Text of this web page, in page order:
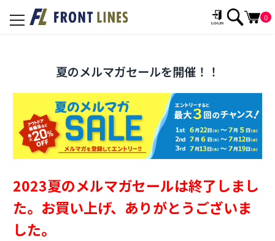
toggle
0
夏のメルマガセールを開催！！
2023夏のメルマガセールは終了しまし
た。お買い上げ、ありがとうございま
した。